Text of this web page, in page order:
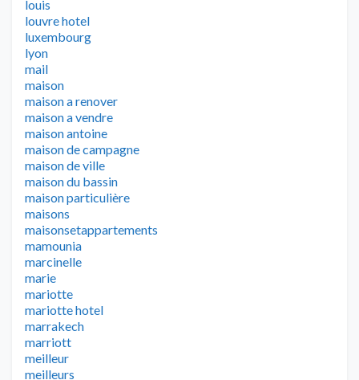
louis
louvre hotel
luxembourg
lyon
mail
maison
maison a renover
maison a vendre
maison antoine
maison de campagne
maison de ville
maison du bassin
maison particulière
maisons
maisonsetappartements
mamounia
marcinelle
marie
mariotte
mariotte hotel
marrakech
marriott
meilleur
meilleurs